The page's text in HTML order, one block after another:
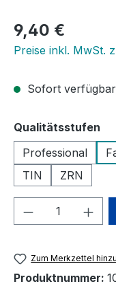
Regulärer Preis:
9,40 €
Preise inkl. MwSt.
Sofort
Qualitätsstufen
Professional
TIN
ZRN
Produkt
Zum Merkzettel
Produktnummer: